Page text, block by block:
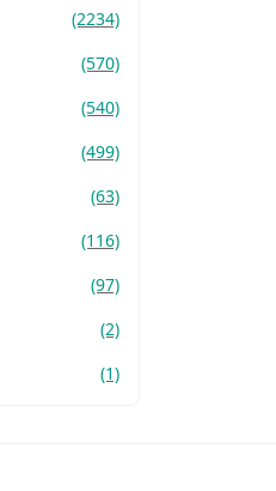
(2234)
(570)
(540)
(499)
(63)
(116)
(97)
(2)
(1)